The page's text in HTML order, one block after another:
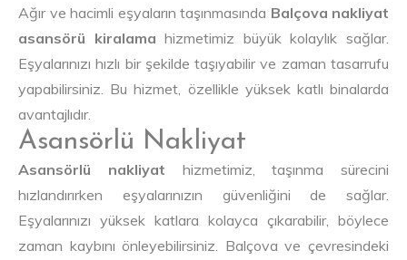
Ağır ve hacimli eşyaların taşınmasında Balçova nakliyat
asansörü kiralama hizmetimiz büyük kolaylık sağlar.
Eşyalarınızı hızlı bir şekilde taşıyabilir ve zaman tasarrufu
yapabilirsiniz. Bu hizmet, özellikle yüksek katlı binalarda
avantajlıdır.
Asansörlü Nakliyat
Asansörlü nakliyat hizmetimiz, taşınma sürecini
hızlandırırken eşyalarınızın güvenliğini de sağlar.
Eşyalarınızı yüksek katlara kolayca çıkarabilir, böylece
zaman kaybını önleyebilirsiniz. Balçova ve çevresindeki